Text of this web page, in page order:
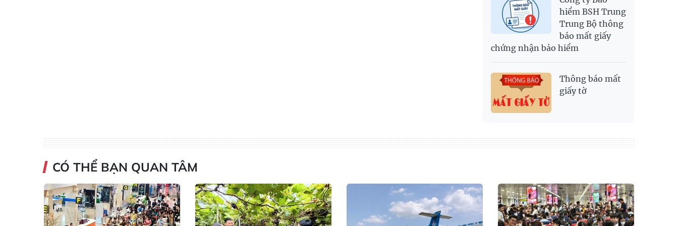
hiểm BSH Trung
Trung Bộ thông
báo mất giấy
chứng nhận bảo hiểm
Thông báo mất
giấy tờ
CÓ THỂ BẠN QUAN TÂM